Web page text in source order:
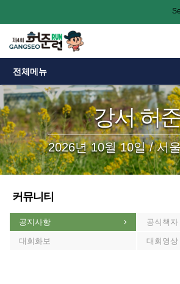
전체메뉴
강서 허
2026년 10월 10일 / 서
커뮤니티
공지사항 공식책자
대회화보 대회영상